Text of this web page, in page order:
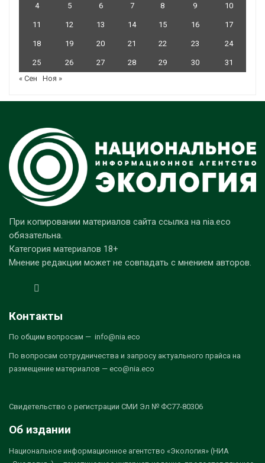
4 5 6 7 8 9 10
11 12 13 14 15 16 17
18 19 20 21 22 23 24
25 26 27 28 29 30
31
« Сен
Ноя »
При копировании материалов сайта ссылка на nia.eco
обязательна.
Категория материалов 18+
Мнение редакции может не совпадать с мнением авторов.
Контакты
По общим вопросам — info@nia.eco
По вопросам сотрудничества и запросу актуального прайса на
размещение материалов — eco@nia.eco
Свидетельство о регистрации СМИ Эл № ФС77-80306
Об издании
Национальное информационное агентство «Экология» (НИА